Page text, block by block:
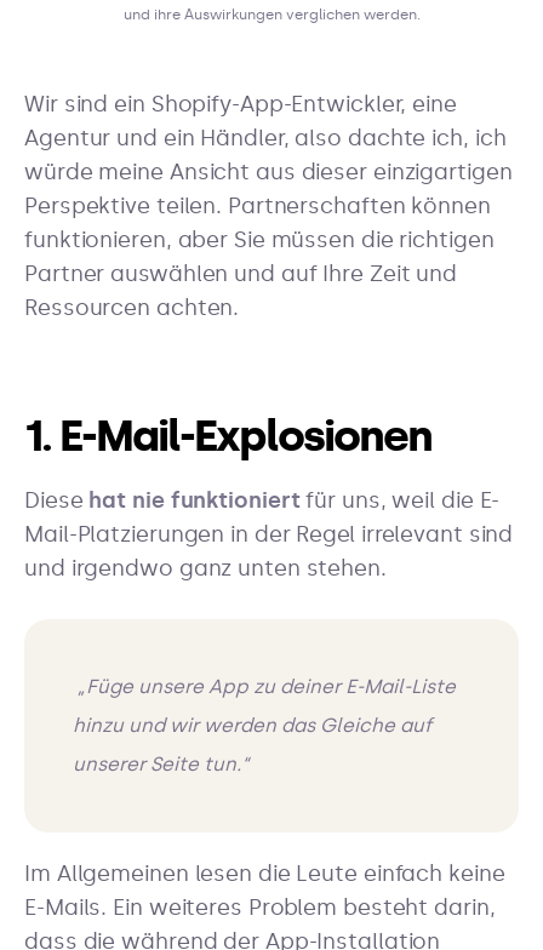
und ihre Auswirkungen verglichen werden.
Wir sind ein Shopify-App-Entwickler, eine
Agentur und ein Händler, also dachte ich, ich
würde meine Ansicht aus dieser einzigartigen
Perspektive teilen. Partnerschaften können
funktionieren, aber Sie müssen die richtigen
Partner auswählen und auf Ihre Zeit und
Ressourcen achten.
1. E-Mail-Explosionen
Diese hat nie funktioniertfür uns, weil die E-
Mail-Platzierungen in der Regel irrelevant sind
und irgendwo ganz unten stehen.
‍ „Füge unsere App zu deiner E-Mail-Liste
hinzu und wir werden das Gleiche auf
unserer Seite tun.“
Im Allgemeinen lesen die Leute einfach keine
E-Mails. Ein weiteres Problem besteht darin,
dass die während der App-Installation